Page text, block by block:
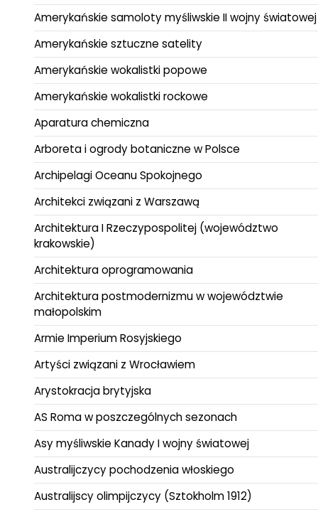
Amerykańskie samoloty myśliwskie II wojny światowej
Amerykańskie sztuczne satelity
Amerykańskie wokalistki popowe
Amerykańskie wokalistki rockowe
Aparatura chemiczna
Arboreta i ogrody botaniczne w Polsce
Archipelagi Oceanu Spokojnego
Architekci związani z Warszawą
Architektura I Rzeczypospolitej (województwo
krakowskie)
Architektura oprogramowania
Architektura postmodernizmu w województwie
małopolskim
Armie Imperium Rosyjskiego
Artyści związani z Wrocławiem
Arystokracja brytyjska
AS Roma w poszczególnych sezonach
Asy myśliwskie Kanady I wojny światowej
Australijczycy pochodzenia włoskiego
Australijscy olimpijczycy (Sztokholm 1912)